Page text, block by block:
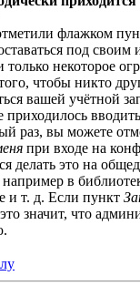
флажком
под своим
только некоторое
чтобы никто
вашей учётной
раз, вы можете
при входе на
делать это на
в
и т. д. Если пункт
это значит, что